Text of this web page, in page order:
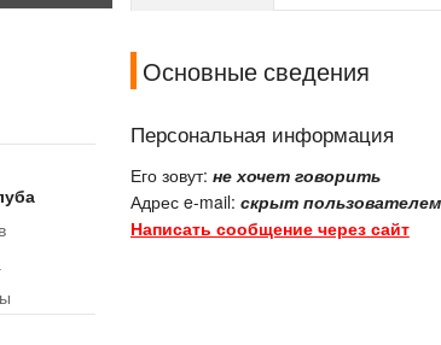
Основные сведения
Персональная информация
Его зовут: не хочет говорить
Адрес e-mail: скрыт пользователем
Написать сообщение через сайт